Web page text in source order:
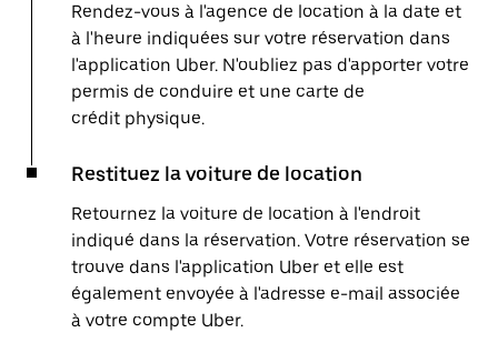
Rendez-vous à l'agence de location à la date et
à l'heure indiquées sur votre réservation dans
l'application Uber. N'oubliez pas d'apporter votre
permis de conduire et une carte de
crédit physique.
Restituez la voiture de location
Retournez la voiture de location à l'endroit
indiqué dans la réservation. Votre réservation se
trouve dans l'application Uber et elle est
également envoyée à l'adresse e-mail associée
à votre compte Uber.